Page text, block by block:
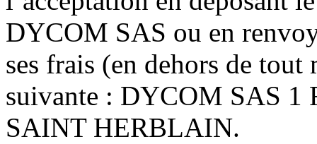
DYCOM SAS ou en
ses frais (en dehors de tout
suivante : DYCOM SAS 1
SAINT HERBLAIN.